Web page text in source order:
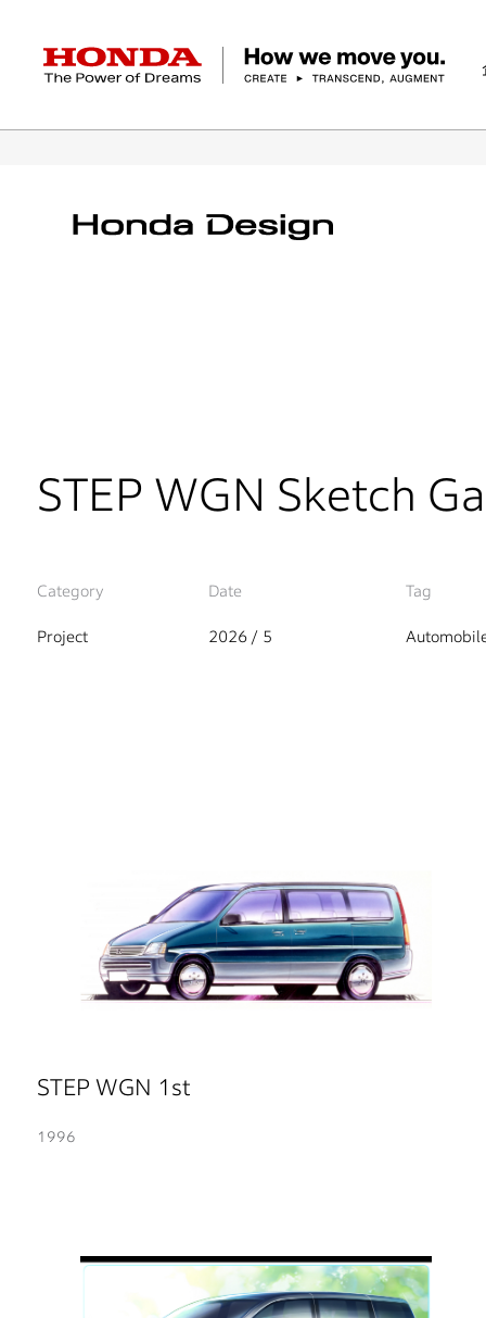
HONDA The Power of Dreams
社長メッセージ 経営方針 会社概要
クルマ バイク パワープロダクツ
研究開発 テクノロジー デザイン
ESGレポート Honda Report 環境
経営方針 IR資料室 財務・業績情報
ニュースルーム
Discover Honda
STEP WGN Sketch
Category
Project
Date
2026 / 5
Tag
STEP WGN 1st
1996